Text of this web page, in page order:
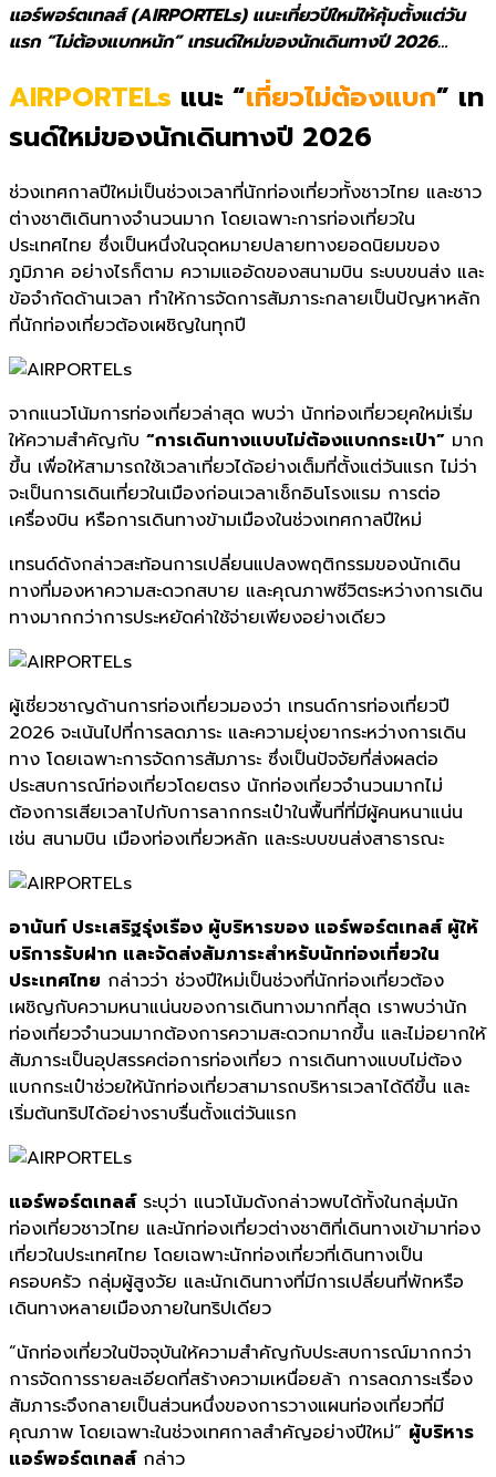
แอร์พอร์ตเทลส์ (AIRPORTELs) แนะเที่ยวปีใหม่ให้คุ้มตั้งแต่วัน
แรก “ไม่ต้องแบกหนัก” เทรนด์ใหม่ของนักเดินทางปี 2026…
AIRPORTELs แนะ “เที่ยวไม่ต้องแบก” เท
รนด์ใหม่ของนักเดินทางปี 2026
ช่วงเทศกาลปีใหม่เป็นช่วงเวลาที่นักท่องเที่ยวทั้งชาวไทย และชาว
ต่างชาติเดินทางจำนวนมาก โดยเฉพาะการท่องเที่ยวใน
ประเทศไทย ซึ่งเป็นหนึ่งในจุดหมายปลายทางยอดนิยมของ
ภูมิภาค อย่างไรก็ตาม ความแออัดของสนามบิน ระบบขนส่ง และ
ข้อจำกัดด้านเวลา ทำให้การจัดการสัมภาระกลายเป็นปัญหาหลัก
ที่นักท่องเที่ยวต้องเผชิญในทุกปี
จากแนวโน้มการท่องเที่ยวล่าสุด พบว่า นักท่องเที่ยวยุคใหม่เริ่ม
ให้ความสำคัญกับ “การเดินทางแบบไม่ต้องแบกกระเป๋า” มาก
ขึ้น เพื่อให้สามารถใช้เวลาเที่ยวได้อย่างเต็มที่ตั้งแต่วันแรก ไม่ว่า
จะเป็นการเดินเที่ยวในเมืองก่อนเวลาเช็กอินโรงแรม การต่อ
เครื่องบิน หรือการเดินทางข้ามเมืองในช่วงเทศกาลปีใหม่
เทรนด์ดังกล่าวสะท้อนการเปลี่ยนแปลงพฤติกรรมของนักเดิน
ทางที่มองหาความสะดวกสบาย และคุณภาพชีวิตระหว่างการเดิน
ทางมากกว่าการประหยัดค่าใช้จ่ายเพียงอย่างเดียว
ผู้เชี่ยวชาญด้านการท่องเที่ยวมองว่า เทรนด์การท่องเที่ยวปี
2026 จะเน้นไปที่การลดภาระ และความยุ่งยากระหว่างการเดิน
ทาง โดยเฉพาะการจัดการสัมภาระ ซึ่งเป็นปัจจัยที่ส่งผลต่อ
ประสบการณ์ท่องเที่ยวโดยตรง นักท่องเที่ยวจำนวนมากไม่
ต้องการเสียเวลาไปกับการลากกระเป๋าในพื้นที่ที่มีผู้คนหนาแน่น
เช่น สนามบิน เมืองท่องเที่ยวหลัก และระบบขนส่งสาธารณะ
อานันท์ ประเสริฐรุ่งเรือง ผู้บริหารของ แอร์พอร์ตเทลส์ ผู้ให้
บริการรับฝาก และจัดส่งสัมภาระสำหรับนักท่องเที่ยวใน
ประเทศไทย กล่าวว่า ช่วงปีใหม่เป็นช่วงที่นักท่องเที่ยวต้อง
เผชิญกับความหนาแน่นของการเดินทางมากที่สุด เราพบว่านัก
ท่องเที่ยวจำนวนมากต้องการความสะดวกมากขึ้น และไม่อยากให้
สัมภาระเป็นอุปสรรคต่อการท่องเที่ยว การเดินทางแบบไม่ต้อง
แบกกระเป๋าช่วยให้นักท่องเที่ยวสามารถบริหารเวลาได้ดีขึ้น และ
เริ่มต้นทริปได้อย่างราบรื่นตั้งแต่วันแรก
แอร์พอร์ตเทลส์ระบุว่า แนวโน้มดังกล่าวพบได้ทั้งในกลุ่มนัก
ท่องเที่ยวชาวไทย และนักท่องเที่ยวต่างชาติที่เดินทางเข้ามาท่อง
เที่ยวในประเทศไทย โดยเฉพาะนักท่องเที่ยวที่เดินทางเป็น
ครอบครัว กลุ่มผู้สูงวัย และนักเดินทางที่มีการเปลี่ยนที่พักหรือ
เดินทางหลายเมืองภายในทริปเดียว
“นักท่องเที่ยวในปัจจุบันให้ความสำคัญกับประสบการณ์มากกว่า
การจัดการรายละเอียดที่สร้างความเหนื่อยล้า การลดภาระเรื่อง
สัมภาระจึงกลายเป็นส่วนหนึ่งของการวางแผนท่องเที่ยวที่มี
คุณภาพ โดยเฉพาะในช่วงเทศกาลสำคัญอย่างปีใหม่” ผู้บริหาร
แอร์พอร์ตเทลส์กล่าว